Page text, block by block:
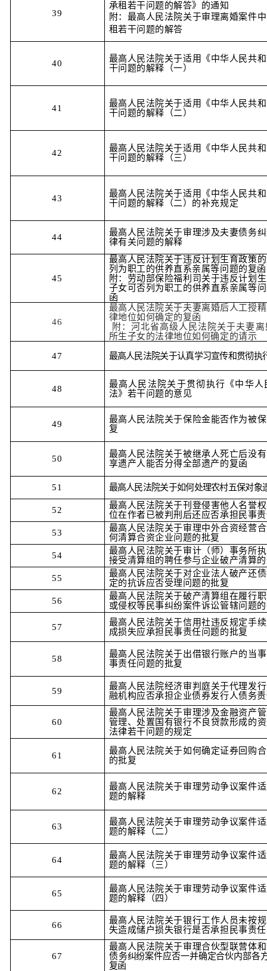
39
承租若干问题的解答》的通知
附：最高人民法院关于审理离婚案件
租若干问题的解答
40
最高人民法院关于适用《中华人民共
干问题的解释（一）
41
最高人民法院关于适用《中华人民共
干问题的解释（二）
42
最高人民法院关于适用《中华人民共
干问题的解释（三）
43
最高人民法院关于适用《中华人民共
干问题的解释（二）的补充规定
44
最高人民法院关于审理涉及夫妻债务
律有关问题的解释
45
最高人民法院关于违反计划生育政策
列为职工的供养直系亲属等问题的复函
附：劳动部保险福利司关于违反计划
子女可否列为职工的供养直系亲属等
函
46
最高人民法院关于夫妻离婚后人工授
律地位如何确定的复函
附：河北省高级人民法院关于夫妻
所生子女的法律地位如何确定的请示
47 最高人民法院关于认真学习宣传和贯彻执
48
最高人民法院关于贯彻执行《中华人
法》若干问题的意见
49
最高人民法院关于保险金能否作为被
复
50
最高人民法院关于被继承人死亡后没
享遗产人能否分得全部遗产的复函
51 最高人民法院关于如何处理农村五保对象
52
最高人民法院关于刊登侵害他人名誉
位在作者已被判刑后还应否承担民事
53
最高人民法院关于审理中外合资经营
何清算合资企业问题的批复
54
最高人民法院关于审计（师）事务所
接受清算组的聘任参与企业破产清算
55
最高人民法院关于对企业法人破产还
定的抗诉应否受理问题的批复
56
最高人民法院关于破产清算组在履行
或侵权等民事纠纷案件诉讼管辖问题
57
最高人民法院关于信用社违反规定手
成损失应承担民事责任问题的批复
58
最高人民法院关于出借银行账户的当
事责任问题的批复
59
最高人民法院经济审判庭关于代理发
融机构应否承担企业债券发行人债务
60
最高人民法院关于审理涉及金融资产
管理、处置国有银行不良贷款形成的
法律若干问题的规定
61
最高人民法院关于如何确定证券回购
的批复
62
最高人民法院关于审理劳动争议案件
题的解释
63
最高人民法院关于审理劳动争议案件
题的解释（二）
64
最高人民法院关于审理劳动争议案件
题的解释（三）
65
最高人民法院关于审理劳动争议案件
题的解释（四）
66
最高人民法院关于银行工作人员未按
失造成储户损失银行是否承担民事责
67
最高人民法院关于审理合伙型联营体
债务纠纷案件应否一并确定合伙内部各
复函